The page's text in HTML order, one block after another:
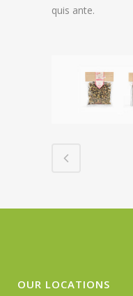
quis ante.
OUR LOCATIONS